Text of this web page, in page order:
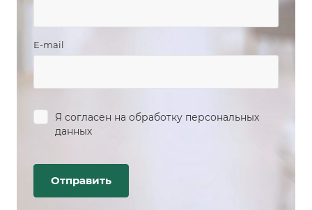
E-mail
Я согласен на обработку персональных
данных